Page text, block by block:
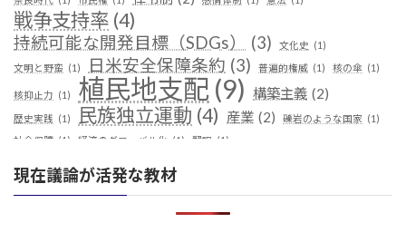
戦争支持率 (4)
持続可能な開発目標（SDGs） (3) 文化史 (1)
文明と野蛮 (1) 日米安全保障条約 (3) 普遍的権威 (1) 核の傘 (1)
核抑止力 (1) 植民地支配 (9) 構築主義 (2)
歴史実践 (1) 民族独立運動 (4) 産業 (2) 礫岩のような国家 (1)
社会保障 (1) 経済のグローバル化 (1) 翻訳 (1)
革命 (1)
現在議論が活発な教材